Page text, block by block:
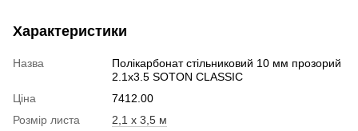
Характеристики
Назва
Полікарбонат стільниковий 10 мм прозорий
2.1х3.5 SOTON CLASSIC
Ціна
7412.00
Розмір листа
2,1 х 3,5 м